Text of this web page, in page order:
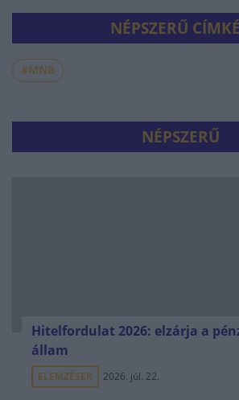
NÉPSZERŰ
#MNB
NÉPSZERŰ
Hitelfordulat 2026: elzárja a
állam
ELEMZÉSEK 2026. júl. 22.